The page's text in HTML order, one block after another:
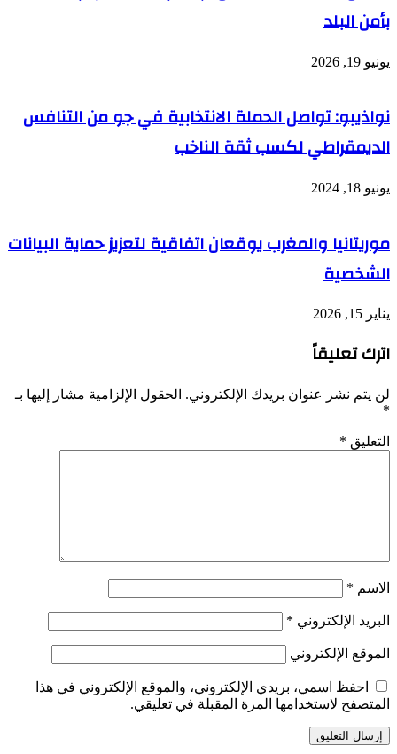
بأمن البلد
يونيو 19, 2026
نواذيبو: تواصل الحملة الانتخابية في جو من التنافس
الديمقراطي لكسب ثقة الناخب
يونيو 18, 2024
موريتانيا والمغرب يوقعان اتفاقية لتعزيز حماية البيانات
الشخصية
يناير 15, 2026
اترك تعليقاً
لن يتم نشر عنوان بريدك الإلكتروني. الحقول الإلزامية مشار إليها بـ
*
التعليق *
الاسم *
البريد الإلكتروني *
الموقع الإلكتروني
احفظ اسمي، بريدي الإلكتروني، والموقع الإلكتروني في هذا
المتصفح لاستخدامها المرة المقبلة في تعليقي.